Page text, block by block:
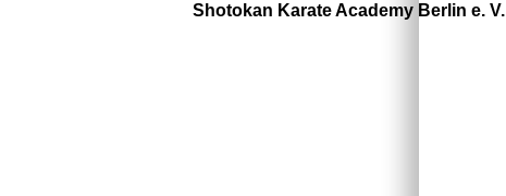
Shotokan Karate Academy Berlin e. V.